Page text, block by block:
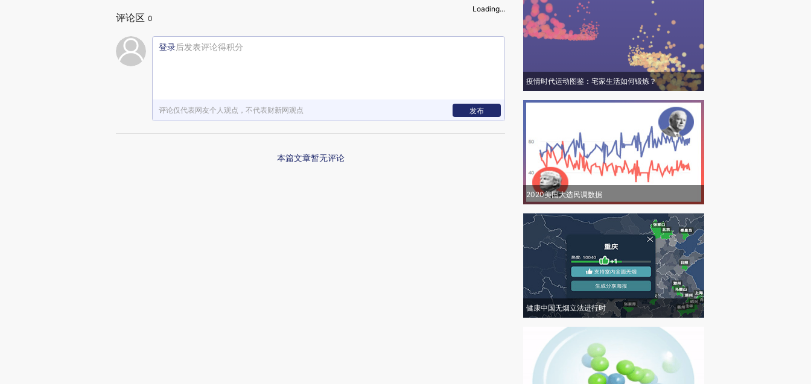
Loading...
评论区 0
登录后发表评论得积分
评论仅代表网友个人观点，不代表财新网观点 发布
本篇文章暂无评论
疫情时代运动图鉴：宅家生活如何锻炼？
2020美国大选民调数据
健康中国无烟立法进行时